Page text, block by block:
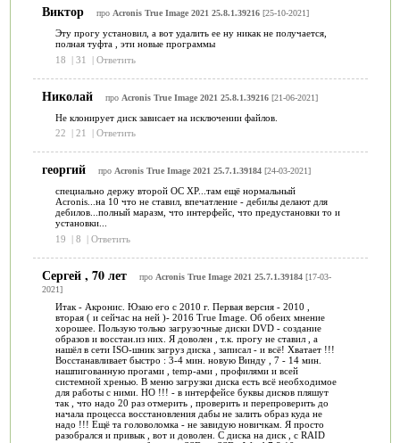
Виктор про Acronis True Image 2021 25.8.1.39216[25-10-2021]
Эту прогу установил, а вот удалить ее ну никак не получается,
полная туфта , эти новые программы
18
| 31 | Ответить
Николай про Acronis True Image 2021 25.8.1.39216[21-06-2021]
Не клонирует диск зависает на исключении файлов.
22
| 21 | Ответить
георгий про Acronis True Image 2021 25.7.1.39184[24-03-2021]
специально держу второй ОС ХР...там ещё нормальный
Acronis...на 10 что не ставил, впечатление - дебилы делают для
дебилов...полный маразм, что интерфейс, что предустановки то и
установки...
19
| 8 | Ответить
Сергей , 70 лет про Acronis True Image 2021 25.7.1.39184[17-03-
2021]
Итак - Акронис. Юзаю его с 2010 г. Первая версия - 2010 ,
вторая ( и сейчас на ней )- 2016 True Image. Об обеих мнение
хорошее. Пользую только загрузочные диски DVD - создание
образов и восстан.из них. Я доволен , т.к. прогу не ставил , а
нашёл в сети ISO-шник загруз диска , записал - и всё! Хватает !!!
Восстанавливает быстро : 3-4 мин. новую Винду , 7 - 14 мин.
нашпигованную прогами , temp-ами , профилями и всей
системной хренью. В меню загрузки диска есть всё необходимое
для работы с ними. НО !!! - в интерфейсе буквы дисков пляшут
так , что надо 20 раз отмерить , проверить и перепроверить до
начала процесса восстановления дабы не залить образ куда не
надо !!! Ещё та головоломка - не завидую новичкам. Я просто
разобрался и привык , вот и доволен. С диска на диск , с RAID